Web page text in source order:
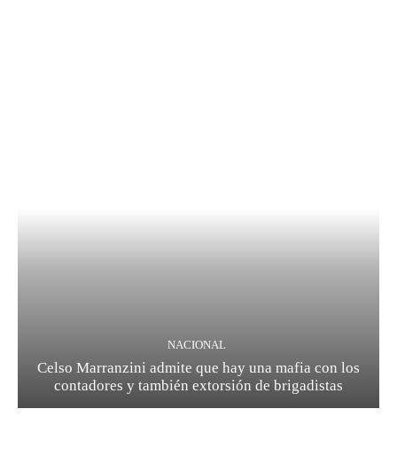
NACIONAL
Celso Marranzini admite que hay una mafia con los
contadores y también extorsión de brigadistas